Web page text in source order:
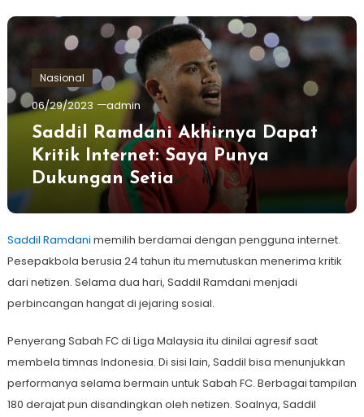
Nasional
06/29/2023 admin
Saddil Ramdani Akhirnya Dapat
Kritik Internet: Saya Punya
Dukungan Setia
Saddil Ramdani memilih berdamai dengan pengguna internet.
Pesepakbola berusia 24 tahun itu memutuskan menerima kritik
dari netizen. Selama dua hari, Saddil Ramdani menjadi
perbincangan hangat di jejaring sosial.
Penyerang Sabah FC di Liga Malaysia itu dinilai agresif saat
membela timnas Indonesia. Di sisi lain, Saddil bisa menunjukkan
performanya selama bermain untuk Sabah FC. Berbagai tampilan
180 derajat pun disandingkan oleh netizen. Soalnya, Saddil